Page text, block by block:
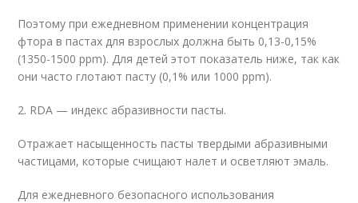
Поэтому при ежедневном применении концентрация
фтора в пастах для взрослых должна быть 0,13-0,15%
(1350-1500 ppm). Для детей этот показатель ниже, так как
они часто глотают пасту (0,1% или 1000 ppm).
2. RDA — индекс абразивности пасты.
Отражает насыщенность пасты твердыми абразивными
частицами, которые счищают налет и осветляют эмаль.
Для ежедневного безопасного использования